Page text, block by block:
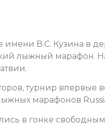
имени В.С. Кузина в
лыжный марафон.
турнир впервые
марафонов
в гонке